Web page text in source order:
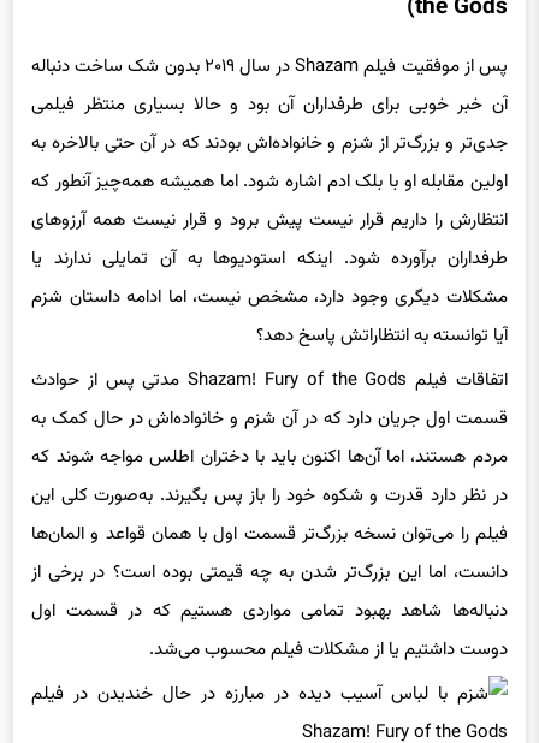
the Gods)
پس از موفقیت فیلم Shazam در سال ۲۰۱۹ بدون شک ساخت دنباله
آن خبر خوبی برای طرفداران آن بود و حالا بسیاری منتظر فیلمی
جدی‌تر و بزرگ‌تر از شزم و خانواده‌اش بودند که در آن حتی بالاخره به
اولین مقابله او با بلک ادم اشاره شود. اما همیشه همه‌چیز آنطور که
انتظارش را داریم قرار نیست پیش برود و قرار نیست همه آرزوهای
طرفداران برآورده شود. اینکه استودیوها به آن تمایلی ندارند یا
مشکلات دیگری وجود دارد، مشخص نیست، اما ادامه داستان شزم
آیا توانسته به انتظاراتش پاسخ دهد؟
اتفاقات فیلم Shazam! Fury of the Gods مدتی پس از حوادث
قسمت اول جریان دارد که در آن شزم و خانواده‌اش در حال کمک به
مردم هستند، اما آن‌ها اکنون باید با دختران اطلس مواجه شوند که
در نظر دارد قدرت و شکوه خود را باز پس بگیرند. به‌صورت کلی این
فیلم را می‌توان نسخه بزرگ‌تر قسمت اول با همان قواعد و المان‌ها
دانست، اما این بزرگ‌تر شدن به چه قیمتی بوده است؟ در برخی از
دنباله‌ها شاهد بهبود تمامی مواردی هستیم که در قسمت اول
دوست داشتیم یا از مشکلات فیلم محسوب می‌شد.